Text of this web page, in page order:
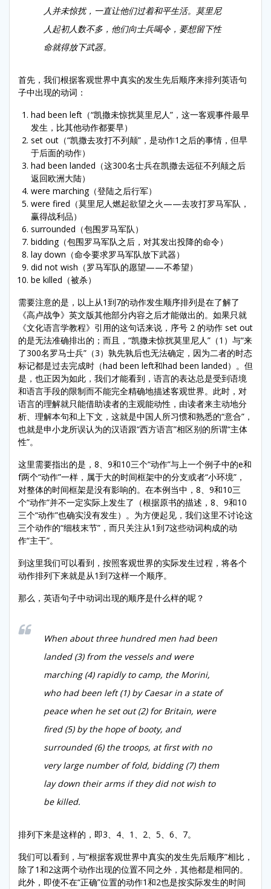
人并未惊扰，一直让他们过着和平生活。莫里尼
人起初人数不多，他们向士兵喝令，要想留下性
命就得放下武器。
首先，我们根据客观世界中真实的发生先后顺序来排列英语句
子中出现的动词：
had been left（“凯撒未惊扰莫里尼人”，这一客观事件最早
发生，比其他动作都要早）
set out（“凯撒去攻打不列颠”，是动作1之后的事情，但早
于后面的动作）
had been landed（这300名士兵在凯撒去远征不列颠之后
返回欧洲大陆）
were marching（登陆之后行军）
were fired（莫里尼人燃起欲望之火——去攻打罗马军队，
赢得战利品）
surrounded（包围罗马军队）
bidding（包围罗马军队之后，对其发出投降的命令）
lay down（命令要求罗马军队放下武器）
did not wish（罗马军队的愿望——不希望）
be killed（被杀）
需要注意的是，以上从1到7的动作发生顺序排列是在了解了
《高卢战争》英文版其他部分内容之后才能做出的。如果只就
《文化语言学教程》引用的这句话来说，序号 2 的动作 set out
的是无法准确排出的；而且，“凯撒未惊扰莫里尼人”（1）与“来
了300名罗马士兵”（3）孰先孰后也无法确定，因为二者的时态
标记都是过去完成时（had been left和had been landed）。但
是，也正因为如此，我们才能看到，语言的表达总是受到语境
和语言手段的限制而不能完全精确地描述客观世界。此时，对
语言的理解就只能借助读者的主观能动性，由读者来主动地分
析、理解本句和上下文，这就是中国人所习惯和熟悉的“意合”，
也就是申小龙所误认为的汉语跟“西方语言”相区别的所谓“主体
性”。
这里需要指出的是，8、9和10三个“动作”与上一个例子中的e和
f两个“动作”一样，属于大的时间框架中的分支或者“小环境”，
对整体的时间框架是没有影响的。在本例当中，8、9和10三
个“动作”并不一定实际上发生了（根据原书的描述，8、9和10
三个“动作”也确实没有发生）。为方便起见，我们这里不讨论这
三个动作的“细枝末节”，而只关注从1到7这些动词构成的动
作“主干”。
到这里我们可以看到，按照客观世界的实际发生过程，将各个
动作排列下来就是从1到7这样一个顺序。
那么，英语句子中动词出现的顺序是什么样的呢？
When about three hundred men had been
landed (3) from the vessels and were
marching (4) rapidly to camp, the Morini,
who had been left (1) by Caesar in a state of
peace when he set out (2) for Britain, were
fired (5) by the hope of booty, and
surrounded (6) the troops, at first with no
very large number of fold, bidding (7) them
lay down their arms if they did not wish to
be killed.
排列下来是这样的，即3、4、1、2、5、6、7。
我们可以看到，与“根据客观世界中真实的发生先后顺序”相比，
除了1和2这两个动作出现的位置不同之外，其他都是相同的。
此外，即使不在“正确”位置的动作1和2也是按实际发生的时间